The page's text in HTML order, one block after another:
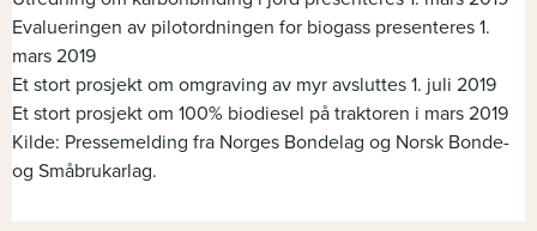
Evalueringen av pilotordningen for biogass presenteres 1.
mars 2019
Et stort prosjekt om omgraving av myr avsluttes 1. juli 2019
Et stort prosjekt om 100% biodiesel på traktoren i mars 2019
Kilde: Pressemelding fra Norges Bondelag og Norsk Bonde-
og Småbrukarlag.